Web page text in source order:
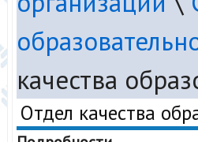
качества
Отдел качества